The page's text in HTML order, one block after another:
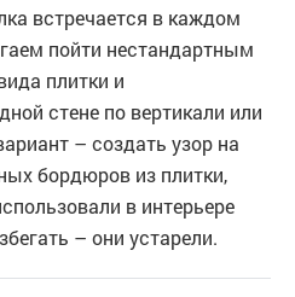
встречается в каждом
пойти нестандартным
плитки и
стене по вертикали или
– создать узор на
бордюров из плитки,
в интерьере
– они устарели.